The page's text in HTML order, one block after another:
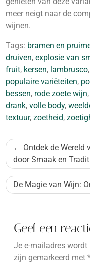
meer neigt naar de
wijnen.
Tags: bramen en
druiven, explosie van
fruit, kersen, lambrusco,
populaire variëteiten,
bessen, rode zoete wijn,
drank, volle body,
textuur, zoetheid,
Bericht
navigatie
Ontdek de Wereld
door Smaak en
De Magie van Wijn:
Geef een
Je e-mailadres wordt
zijn gemarkeerd met *